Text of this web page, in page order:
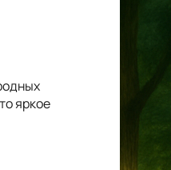
яркое